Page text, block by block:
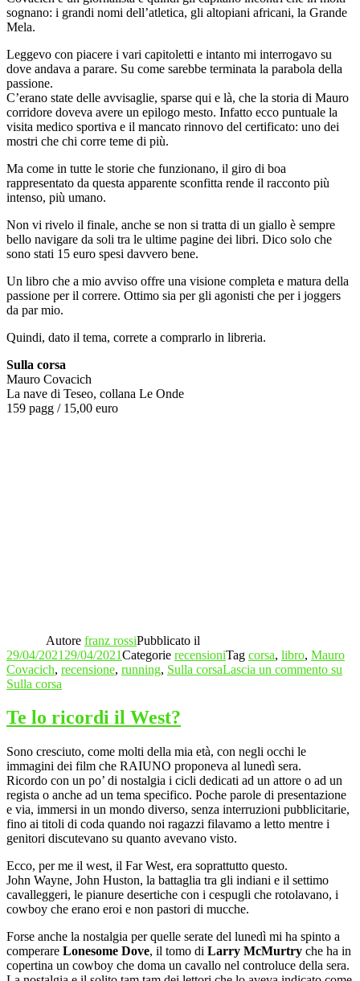
sognano: i grandi nomi dell’atletica, gli altopiani africani, la Grande
Mela.
Leggevo con piacere i vari capitoletti e intanto mi interrogavo su
dove andava a parare. Su come sarebbe terminata la parabola della
passione.
C’erano state delle avvisaglie, sparse qui e là, che la storia di Mauro
corridore doveva avere un epilogo mesto. Infatto ecco puntuale la
visita medico sportiva e il mancato rinnovo del certificato: uno dei
mostri che chi corre teme di più.
Ma come in tutte le storie che funzionano, il giro di boa
rappresentato da questa apparente sconfitta rende il racconto più
intenso, più umano.
Non vi rivelo il finale, anche se non si tratta di un giallo è sempre
bello navigare da soli tra le ultime pagine dei libri. Dico solo che
sono stati 15 euro spesi davvero bene.
Un libro che a mio avviso offre una visione completa e matura della
passione per il correre. Ottimo sia per gli agonisti che per i joggers
da par mio.
Quindi, dato il tema, correte a comprarlo in libreria.
Sulla corsa
Mauro Covacich
La nave di Teseo, collana Le Onde
159 pagg / 15,00 euro
Autore franz rossiPubblicato il
29/04/2021 29/04/2021Categorie recensioniTag corsa, libro, Mauro
Covacich, recensione, running, Sulla corsaLascia un commento su
Sulla corsa
Te lo ricordi il West?
Sono cresciuto, come molti della mia età, con negli occhi le
immagini dei film che RAIUNO proponeva al lunedì sera.
Ricordo con un po’ di nostalgia i cicli dedicati ad un attore o ad un
regista o anche ad un tema specifico. Poche parole di presentazione
e via, immersi in un mondo diverso, senza interruzioni pubblicitarie,
fino ai titoli di coda quando noi ragazzi filavamo a letto mentre i
genitori discutevano su quanto avevano visto.
Ecco, per me il west, il Far West, era soprattutto questo.
John Wayne, John Huston, la battaglia tra gli indiani e il settimo
cavalleggeri, le pianure desertiche con i cespugli che rotolavano, i
cowboy che erano eroi e non pastori di mucche.
Forse anche la nostalgia per quelle serate del lunedì mi ha spinto a
comperare Lonesome Dove, il tomo di Larry McMurtry che ha in
copertina un cowboy che doma un cavallo nel controluce della sera.